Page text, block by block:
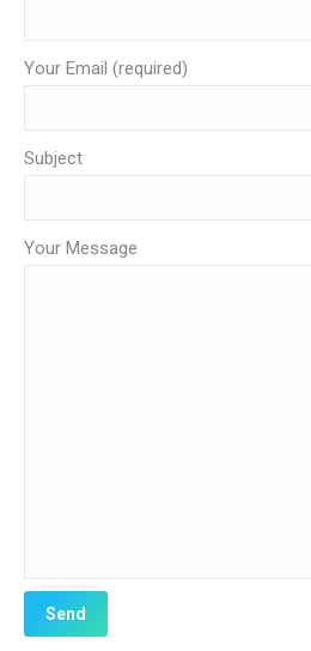
Your Email (required)
Subject
Your Message